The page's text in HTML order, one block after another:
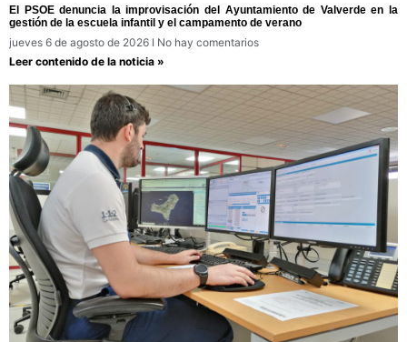
El PSOE denuncia la improvisación del Ayuntamiento de Valverde en la
gestión de la escuela infantil y el campamento de verano
jueves 6 de agosto de 2026
No hay comentarios
Leer contenido de la noticia »